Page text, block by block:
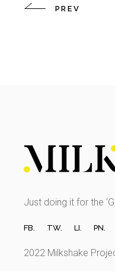
PREV
Just doing it for the
FB. TW. LI. PN.
2022 Milkshake